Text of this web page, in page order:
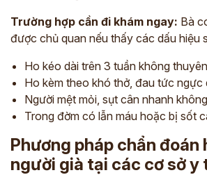
Trường hợp cần đi khám ngay: Bà
được chủ quan nếu thấy các dấu hiệu
Ho kéo dài trên 3 tuần không
Ho kèm theo khó thở, đau tức ngực
Người mệt mỏi, sụt cân nhanh
Trong đờm có lẫn máu hoặc bị sốt
Phương pháp chẩn đoán
người già tại các cơ sở y